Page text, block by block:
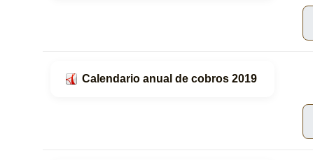
Calendario anual de cobros 2019